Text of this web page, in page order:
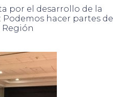
por el desarrollo de la
Podemos hacer partes de